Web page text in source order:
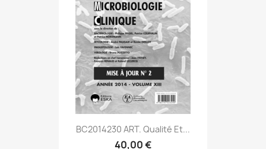
BC2014230 ART. Qualité Et...
40,00 €